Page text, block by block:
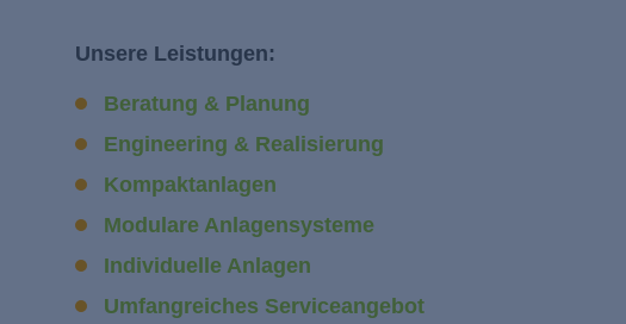
Unsere Leistungen:
Beratung & Planung
Engineering & Realisierung
Kompaktanlagen
Modulare Anlagensysteme
Individuelle Anlagen
Umfangreiches Serviceangebot